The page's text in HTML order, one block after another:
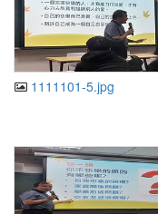
1111101-5.jpg